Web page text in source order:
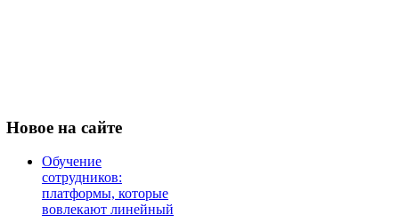
Новое на сайте
Обучение
сотрудников:
платформы, которые
вовлекают линейный